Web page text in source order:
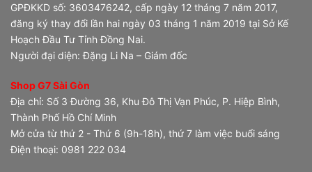
GPĐKKD số: 3603476242, cấp ngày 12 tháng 7 năm 2017,
đăng ký thay đổi lần hai ngày 03 tháng 1 năm 2019 tại Sở Kế
Hoạch Đầu Tư Tỉnh Đồng Nai.
Người đại diện: Đặng Li Na – Giám đốc
Shop G7 Sài Gòn
Địa chỉ: Số 3 Đường 36, Khu Đô Thị Vạn Phúc, P. Hiệp Bình,
Thành Phố Hồ Chí Minh
Mở cửa từ thứ 2 - Thứ 6 (9h-18h), thứ 7 làm việc buổi sáng
Điện thoại: 0981 222 034